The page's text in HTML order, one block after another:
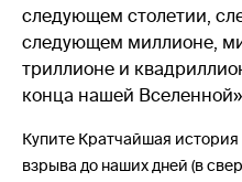
следующем столетии,
следующем миллионе,
триллионе и
конца нашей
Купите Кратчайшая
взрыва до наших дней (в